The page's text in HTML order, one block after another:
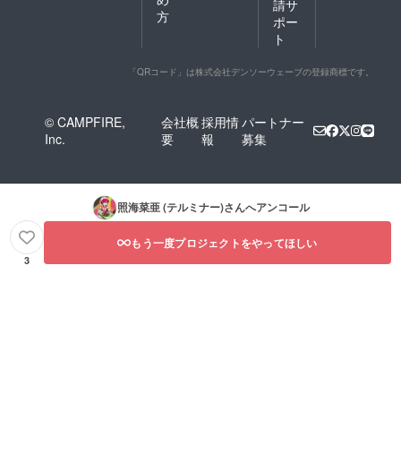
方
請サ
ポー
ト
「QRコード」は株式会社デンソーウェーブの登録商標です。
© CAMPFIRE,
Inc.
会社概
要
採用情
報
パートナー
募集
照海菜亜 (テルミナー)さんへアンコール
3
もう一度プロジェクトをやってほしい